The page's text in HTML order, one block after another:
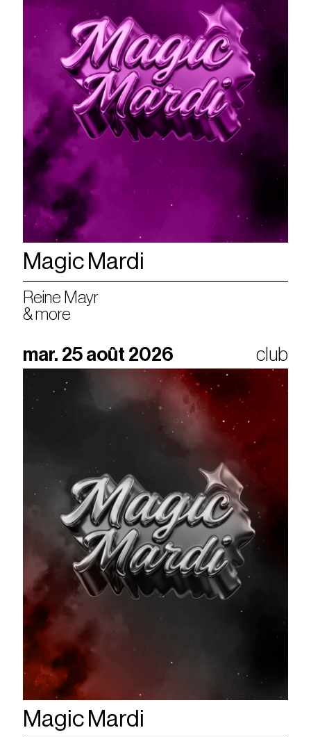
Magic Mardi
Reine Mayr
& more
mar. 25 août 2026 club
Magic Mardi